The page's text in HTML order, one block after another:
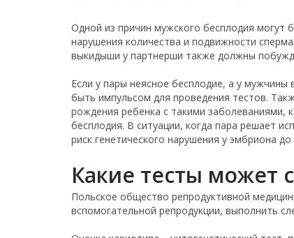
Одной из причин мужского бесплодия могут
нарушения количества и подвижности
выкидыши у партнерши также должны
Если у пары неясное бесплодие, а у мужчины
быть импульсом для проведения тестов.
рождения ребенка с такими заболеваниями,
бесплодия. В ситуации, когда пара решает
риск генетического нарушения у эмбриона
Какие тесты может
Польское общество репродуктивной
вспомогательной репродукции, выполнить